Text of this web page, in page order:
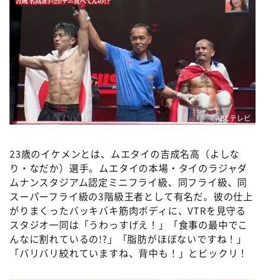
©ABCテレビ
23歳のイケメンとは、ムエタイの吉成名高（よしな
り・なだか）選手。ムエタイの本場・タイのラジャダ
ムナンスタジアム認定ミニフライ級、同フライ級、同
スーパーフライ級の3階級王者として有名だ。彼の仕上
がりまくったバッキバキ筋肉ボディに、VTRを見守る
スタジオ一同は「うわっすげえ！」「食事の最中でこ
んなに割れているの!?」「脂肪がほぼないですね！」
「バリバリ絞れていますね、背中も！」とビックリ！